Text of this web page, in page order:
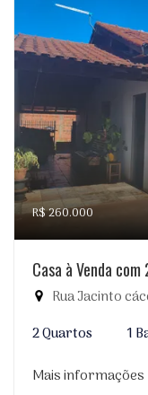
R$ 260.000
Casa à Venda
Rua Jacinto
2 Quartos
1
Mais informações